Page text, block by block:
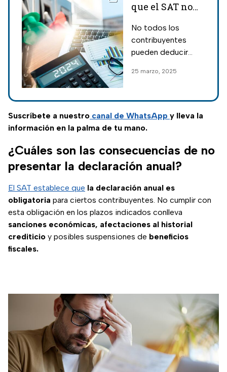
que el SAT no
deducción de
gasolina en la
anual 2025
No todos los
contribuyentes
pueden deducir
acuerdo con los
establecidos por el
SAT, conoce los
detalles.
25 marzo, 2025
Suscríbete a nuestro canal de WhatsApp y lleva la
información en la palma de tu mano.
¿Cuáles son las consecuencias de no
presentar la declaración anual?
El SAT establece que la declaración anual es
obligatoria para ciertos contribuyentes. No cumplir con
esta obligación en los plazos indicados conlleva
sanciones económicas, afectaciones al historial
crediticio y posibles suspensiones de beneficios
fiscales.